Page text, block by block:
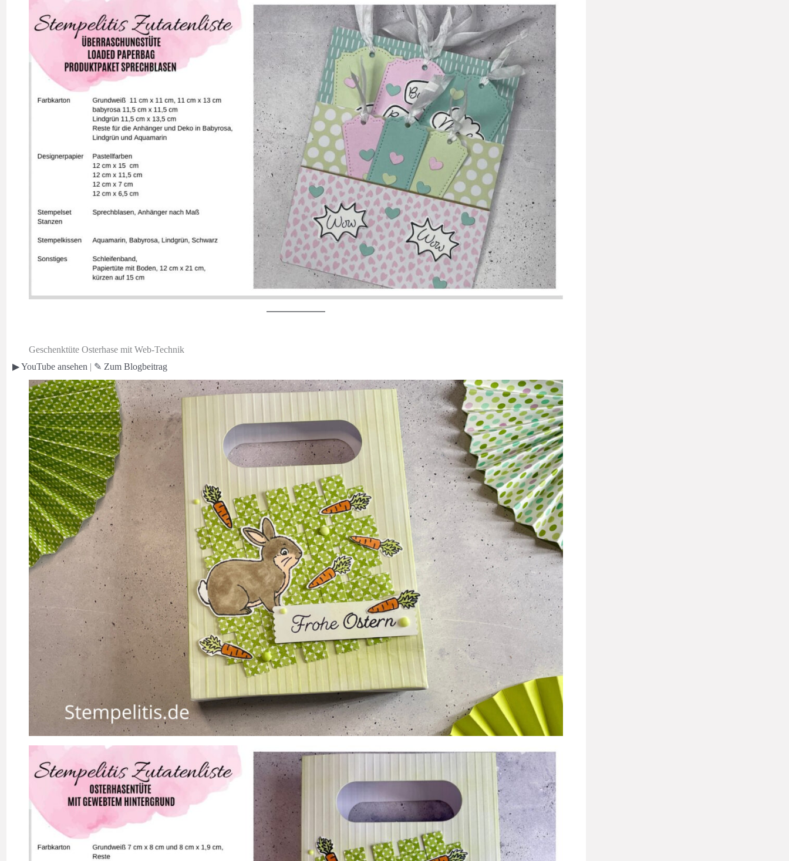
Geschenktüte Osterhase mit Web-Technik
▶ YouTube ansehen | ✎ Zum Blogbeitrag